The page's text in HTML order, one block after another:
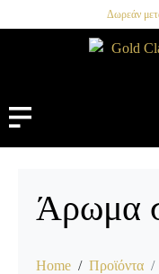
Δωρεάν
Άρωμα
Home Προϊόντα